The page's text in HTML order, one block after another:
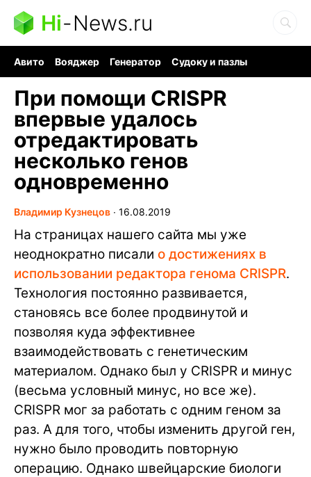
Hi-News.ru
Авито Вояджер Генератор
Судоку и пазлы
При помощи CRISPR
впервые удалось
отредактировать
несколько генов
одновременно
Владимир Кузнецов ∙ 16.08.2019
На страницах нашего сайта мы уже
неоднократно писали о достижениях в
использовании редактора генома CRISPR.
Технология постоянно развивается,
становясь все более продвинутой и
позволяя куда эффективнее
взаимодействовать с генетическим
материалом. Однако был у CRISPR и минус
(весьма условный минус, но все же).
CRISPR мог за работать с одним геном за
раз. А для того, чтобы изменить другой ген,
нужно было проводить повторную
операцию. Однако швейцарские биологи